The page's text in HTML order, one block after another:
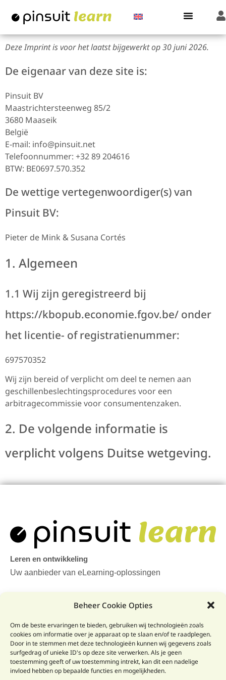
Beheer Cookie Opties
Om de beste ervaringen te bieden, gebruiken wij technologieën zoals
cookies om informatie over je apparaat op te slaan en/of te raadplegen.
Door in te stemmen met deze technologieën kunnen wij gegevens zoals
surfgedrag of unieke ID's op deze site verwerken. Als je geen
toestemming geeft of uw toestemming intrekt, kan dit een nadelige
invloed hebben op bepaalde functies en mogelijkheden.
Deze Imprint is voor het laatst bijgewerkt op 30 juni 2026.
De eigenaar van deze site is:
Pinsuit BV
Maastrichtersteenweg 85/2
3680 Maaseik
België
E-mail: info@pinsuit.net
Telefoonnummer: +32 89 204616
BTW: BE0697.570.352
De wettige vertegenwoordiger(s) van
Pinsuit BV:
Pieter de Mink & Susana Cortés
1. Algemeen
1.1 Wij zijn geregistreerd bij
https://kbopub.economie.fgov.be/ onder
het licentie- of registratienummer:
697570352
Wij zijn bereid of verplicht om deel te nemen aan
geschillenbeslechtingsprocedures voor een
arbitragecommissie voor consumentenzaken.
2. De volgende informatie is
verplicht volgens Duitse wetgeving.
Leren en ontwikkeling
Uw aanbieder van eLearning-oplossingen
Snelmenu
Juridische Hub
Home (en)
Website